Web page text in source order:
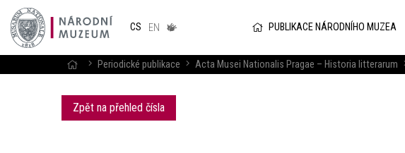
CS EN
v českém
PUBLIKACE NÁRODNÍHO MUZEA
Periodické publikace Acta Musei Nationalis Pragae – Historia litterarum
Zpět na přehled čísla